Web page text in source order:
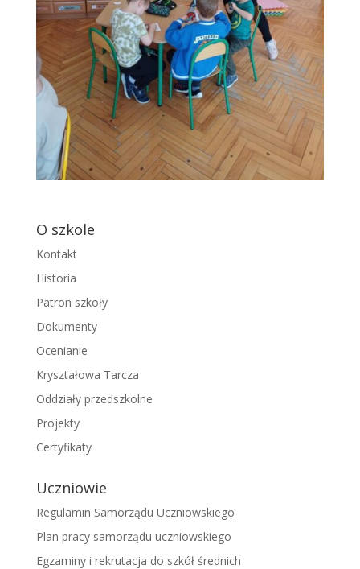
O szkole
Kontakt
Historia
Patron szkoły
Dokumenty
Ocenianie
Kryształowa Tarcza
Oddziały przedszkolne
Projekty
Certyfikaty
Uczniowie
Regulamin Samorządu Uczniowskiego
Plan pracy samorządu uczniowskiego
Egzaminy i rekrutacja do szkół średnich